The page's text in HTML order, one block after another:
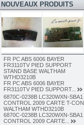
NOUVEAUX PRODUITS
FR PC ABS 6006 BAYER
FR3110TV PIED SUPPORT
STAND BASE WALTHAM
WTHD3210B
FR PC ABS 6006 BAYER
FR3110TV PIED SUPPORT...
6870C-0238B LC320WXN-SBA1
CONTROL 2009 CARTE T-CON
WALTHAM WTHD3210B
6870C-0238B LC320WXN-SBA1
CONTROL 2009 CARTE...